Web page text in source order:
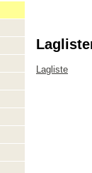
Lagliste